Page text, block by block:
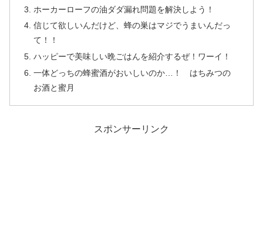
ホーカーローフの油ダダ漏れ問題を解決しよう！
信じて欲しいんだけど、蜂の巣はマジでうまいんだっ
て！！
ハッピーで美味しい晩ごはんを紹介するぜ！ワーイ！
一体どっちの蜂蜜酒がおいしいのか…！ はちみつの
お酒と蜜月
スポンサーリンク